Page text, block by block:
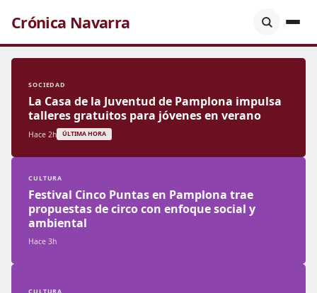
Crónica Navarra
SOCIEDAD
La Casa de la Juventud de Pamplona impulsa
talleres gratuitos para jóvenes en verano
Hace 2h ÚLTIMA HORA
CULTURA
Festival Cinco Puntas en Pamplona trae
propuestas de circo con enfoque social y
ambiental
Hace 3h